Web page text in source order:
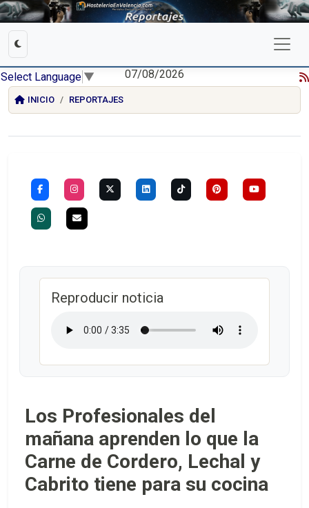
Select Language ▼ 07/08/2026
INICIO REPORTAJES
Reproducir noticia
Los Profesionales del
mañana aprenden lo que la
Carne de Cordero, Lechal y
Cabrito tiene para su cocina